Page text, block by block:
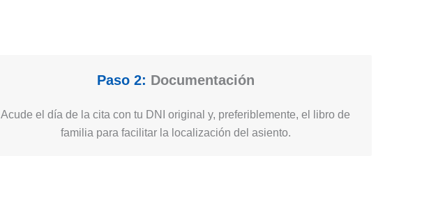
Paso 2: Documentación
Acude el día de la cita con tu DNI original y, preferiblemente, el libro de
familia para facilitar la localización del asiento.